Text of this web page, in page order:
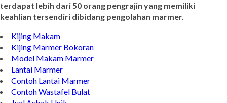
terdapat lebih dari 50 orang pengrajin yang memiliki
keahlian tersendiri dibidang pengolahan marmer.
Kijing Makam
Kijing Marmer Bokoran
Model Makam Marmer
Lantai Marmer
Contoh Lantai Marmer
Contoh Wastafel Bulat